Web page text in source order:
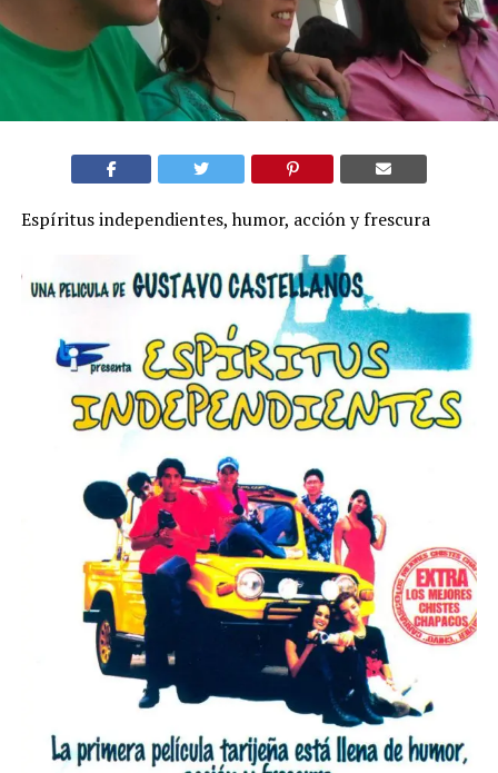
Espíritus independientes, humor, acción y frescura